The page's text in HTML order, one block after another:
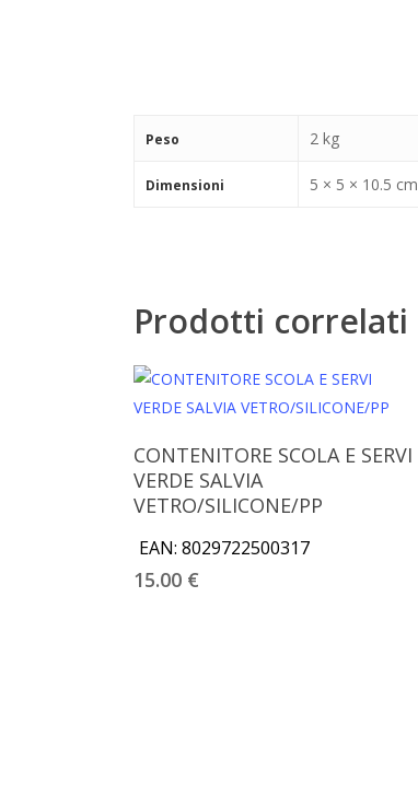
Peso 2 kg
Dimensioni 5 × 5 × 10.5 cm
Prodotti correlati
Aggiungi Al Carrello
CONTENITORE SCOLA E SERVI
VERDE SALVIA
VETRO/SILICONE/PP
EAN: 8029722500317
15.00 €